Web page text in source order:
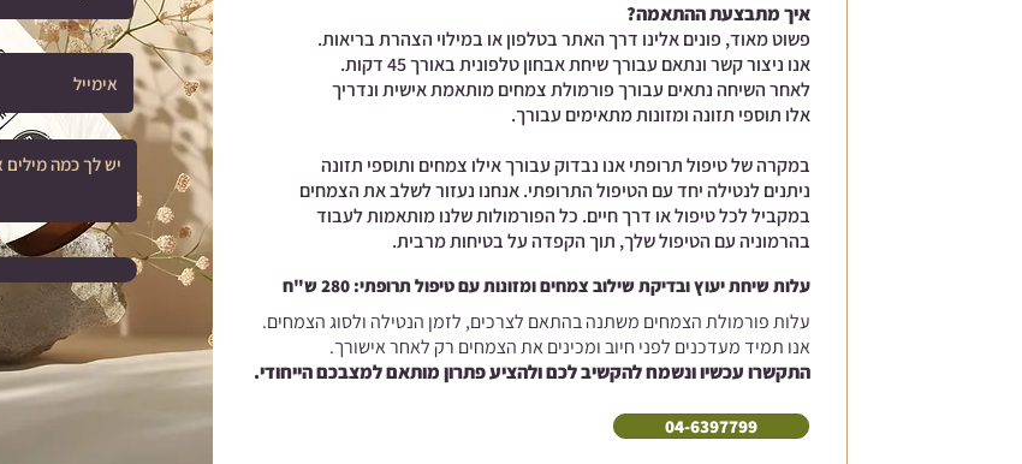
איך מתבצעת ההתאמה?
פשוט מאוד, פונים אלינו דרך האתר בטלפון או במילוי הצהרת בריאות.
אנו ניצור קשר ונתאם עבורך שיחת אבחון טלפונית באורך 45 דקות.
לאחר השיחה נתאים עבורך פורמולת צמחים מותאמת אישית ונדריך
אלו תוספי תזונה ומזונות מתאימים עבורך.
במקרה של טיפול תרופתי אנו נבדוק עבורך אילו צמחים ותוספי תזונה
ניתנים לנטילה יחד עם הטיפול התרופתי.אנחנו נעזור לשלב את הצמחים
במקביל לכל טיפול או דרך חיים. כל הפורמולות שלנו מותאמות לעבוד
בהרמוניה עם הטיפול שלך, תוך הקפדה על בטיחות מרבית.
עלות שיחת יעוץ ובדיקת שילוב צמחים ומזונות עם טיפול תרופתי: 280 ש"ח
עלות פורמולת הצמחים משתנה בהתאם לצרכים, לזמן הנטילה ולסוג הצמחים.
אנו תמיד מעדכנים לפני חיוב ומכינים את הצמחים רק לאחר אישורך.
התקשרו עכשיו ונשמח להקשיב לכם ולהציע פתרון מותאם למצבכם הייחודי.
04-6397799